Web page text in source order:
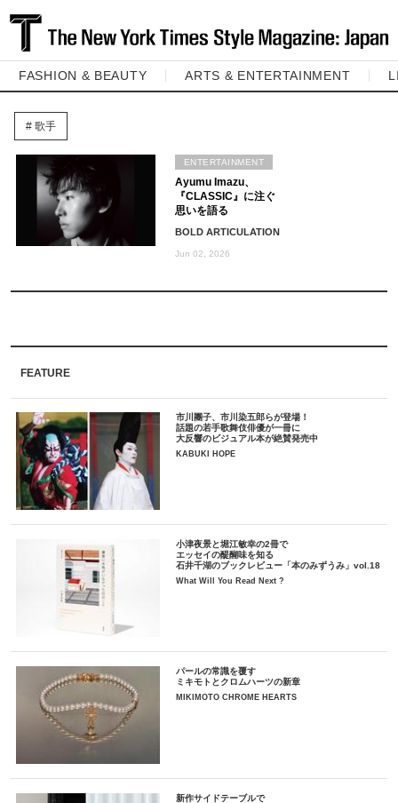
FASHION & BEAUTY ARTS & ENTERTAINMENT
歌手
Ayumu Imazu、
『CLASSIC』に注ぐ
思いを語る
BOLD ARTICULATION
Jun 02, 2026
ENTERTAINMENT
FEATURE
市川團子、市川染五郎らが登場！
話題の若手歌舞伎俳優が一冊に
大反響のビジュアル本が絶賛発売中
KABUKI HOPE
小津夜景と堀江敏幸の2冊で
エッセイの醍醐味を知る
石井千湖のブックレビュー「本のみずうみ」vol.18
What Will You Read Next ?
パールの常識を覆す
ミキモトとクロムハーツの新章
MIKIMOTO CHROME HEARTS
新作サイドテーブルで